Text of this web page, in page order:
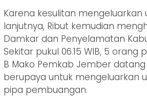
Karena kesulitan mengeluarkan
lanjutnya, Ribut kemudian
Damkar dan Penyelamatan
Sekitar pukul 06.15 WIB, 5 orang
B Mako Pemkab Jember
berupaya untuk mengeluarkan
pipa pembuangan.